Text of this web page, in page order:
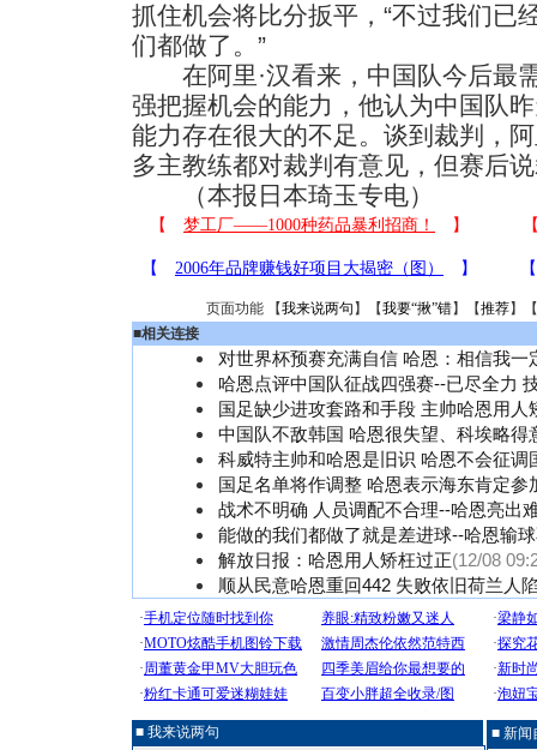
抓住机会将比分扳平，“不过我们已
们都做了。”
在阿里·汉看来，中国队今后最
强把握机会的能力，他认为中国队
能力存在很大的不足。谈到裁判，
多主教练都对裁判有意见，但赛后
（本报日本琦玉专电）
页面功能 【我来说两句 】【我要“揪”错】【推荐】
■相关连接
对世界杯预赛充满自信 哈恩：相信我一
哈恩点评中国队征战四强赛--已尽全力
国足缺少进攻套路和手段 主帅哈恩用人
中国队不敌韩国 哈恩很失望、科埃略得
科威特主帅和哈恩是旧识 哈恩不会征调
国足名单将作调整 哈恩表示海东肯定参
战术不明确 人员调配不合理--哈恩亮出
能做的我们都做了就是差进球--哈恩输
解放日报：哈恩用人矫枉过正(12/08
顺从民意哈恩重回442 失败依旧荷兰人
■ 我来说两句
■ 新闻